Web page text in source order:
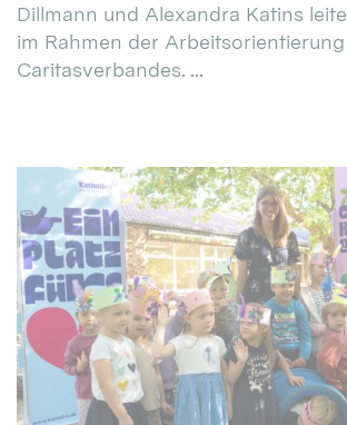
Dillmann und Alexandra Katins
im Rahmen der
Caritasverbandes. ...